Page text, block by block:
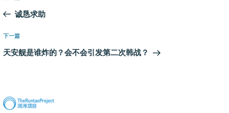
导
航
一
文
章
诚恳求助
下
一
下一篇
天安舰是谁炸的？会不会引发第二次韩战？